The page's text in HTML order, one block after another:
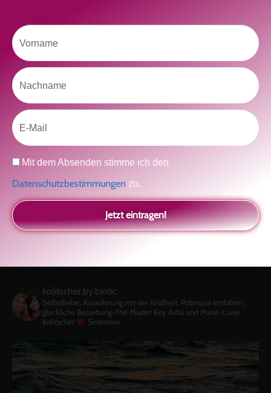
Like uns auf Facebook
Klicke hier, um Marketing-Cookies zu
kolitscher.by.biotic
Selbstliebe, Aussöhnung mit der Kindheit, Potenzial entfalten,
glückliche Beziehung-The Master Key Asha und Marie-Luise
Kolitscher
Sisterlove
Vorname
Nachname
Email
Datenschutz
Mit dem Absenden stimme ich den
Datenschutzbestimmungen zu.
Jetzt eintragen!